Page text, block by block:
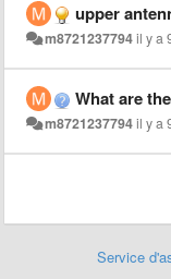
upper antenna,
m8721237794il y a
What are the
m8721237794il y a
Service